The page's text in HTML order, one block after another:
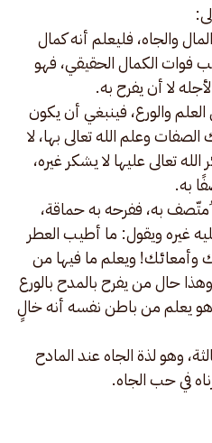
والجاه، فليعلم أنه كمال
الكمال الحقيقي، فهو
لا أن يفرح به.
والورع، فينبغي أن يكون
وعلم الله تعالى بها، لا
تعالى عليها لا يشكر غيره،
به.
ُمتّصف به، ففرحه به حماقة،
غيره ويقول: ما أطيب العطر
وأمعائك! ويعلم ما فيها من
وهذا حال من يفرح بالمدح بالورع
يعلم من باطن نفسه أنه خالٍ
وهو لذة الجاه عند المادح
في حب الجاه.